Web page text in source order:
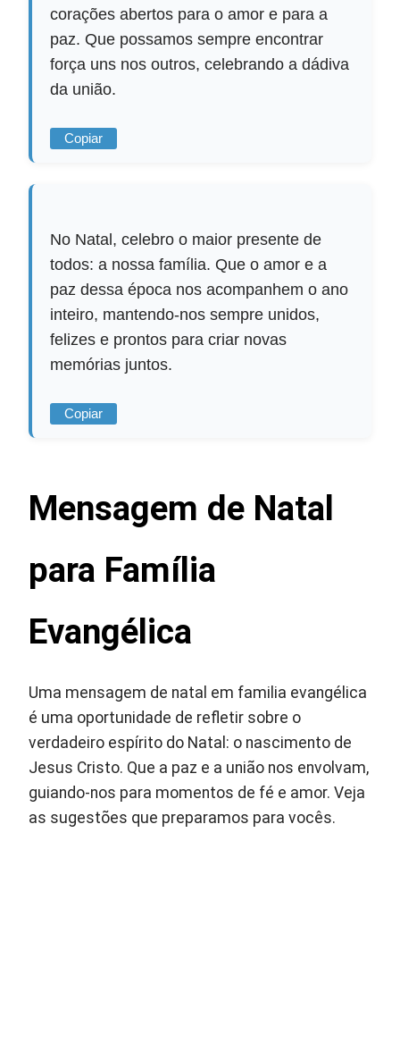
corações abertos para o amor e para a
paz. Que possamos sempre encontrar
força uns nos outros, celebrando a dádiva
da união.
Copiar
No Natal, celebro o maior presente de
todos: a nossa família. Que o amor e a
paz dessa época nos acompanhem o ano
inteiro, mantendo-nos sempre unidos,
felizes e prontos para criar novas
memórias juntos.
Copiar
Mensagem de Natal
para Família
Evangélica
Uma mensagem de natal em familia evangélica
é uma oportunidade de refletir sobre o
verdadeiro espírito do Natal: o nascimento de
Jesus Cristo. Que a paz e a união nos envolvam,
guiando-nos para momentos de fé e amor. Veja
as sugestões que preparamos para vocês.